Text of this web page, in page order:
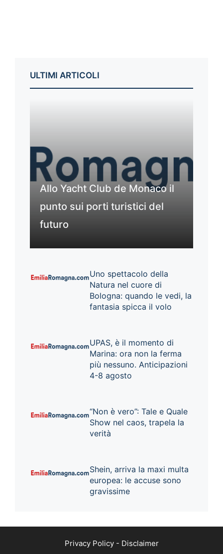
ULTIMI ARTICOLI
Allo Yacht Club de Monaco il
punto sui porti turistici del
futuro
Uno spettacolo della
Natura nel cuore di
Bologna: quando le vedi, la
fantasia spicca il volo
UPAS, è il momento di
Marina: ora non la ferma
più nessuno. Anticipazioni
4-8 agosto
“Non è vero”: Tale e Quale
Show nel caos, trapela la
verità
Shein, arriva la maxi multa
europea: le accuse sono
gravissime
Privacy Policy- Disclaimer